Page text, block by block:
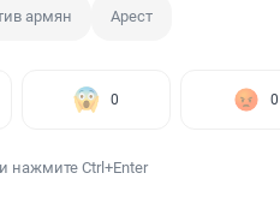
армян Арест
0 0
нажмите Ctrl+Enter